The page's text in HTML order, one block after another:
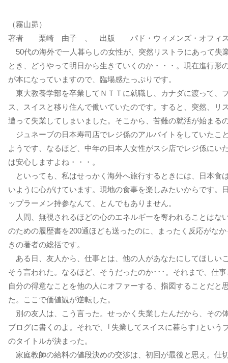
（霧山昴）
著者 栗崎 由子 、 出版 パド・ウィメンズ・オフィ
50代の海外で一人暮らしの女性が、突然リストラにあって失
とき、どうやって明日から生きていくのか・・・。現在進行形
が本になっていますので、臨場感たっぷりです。
東大教養学部を卒業してＮＴＴに就職し、カナダに渡って、
ス、スイスと移り住んで働いていたのです。すると、突然、リ
遭って失業してしまいました。そこから、苦難の就活が始まる
ジュネーブの日本寿司店でレジ係のアルバイトをしていたこ
ようです、なるほど、中年の日本人女性がスシ店でレジ係にい
は安心しますよね・・・。
といっても、私はせっかく海外へ旅行するときには、日本食
いように心がけています。現地の食事を楽しみたいからです。
ップラーメン持参なんて、とんでもありません。
人間、無視されるほどの心のエネルギーを奪われることはな
のための履歴書を200通ほども送ったのに、まったく反応がな
きの著者の総括です。
ある日、友人から、仕事とは、他の人があなたにしてほしい
そう言われた。なるほど、そうだったのか･･･。それまで、仕
自分の得意なことを他の人にオファーする、指図することだと
た。ここで価値観が逆転した。
別の友人は、こう言った。せっかく失業したんだから、その
ブログに書くのよ。それで、｢失業してスイスに暮らす｣という
のタイトルが決まった。
家庭教師の給料の値段決めの交渉は、初回が最後と思え。仕